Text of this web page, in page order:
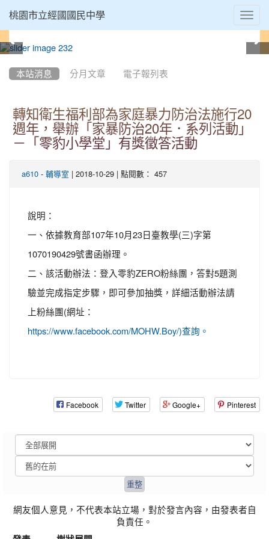
桃園市立經國國民中學
本站消息 分月文章 電子報列表
轉知衛生福利部為家庭暴力防治法施行20
週年，舉辦「家暴防治20年．系列活動」
－「零豹小學堂」有獎徵答活動
a610 - 輔導室 | 2018-10-29 | 點閱數： 457
說明：
一、依據教育部107年10月23日臺教學(三)字第
1070190429號書函辦理。
二、該活動辦法：登入零豹ZERO粉絲團，答對5題測
驗並完成指定步驟，即可參加抽獎，詳細活動辦法請
上粉絲團(網址：
https://www.facebook.com/MOHW.Boy/)查詢。
Facebook Twitter Google+ Pinterest
網友個人意見，不代表本站立場，對於發言內容，由發表者自
負責任。